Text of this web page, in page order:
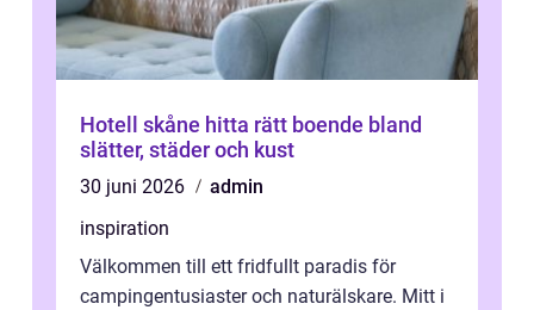
Hotell skåne hitta rätt boende bland
slätter, städer och kust
30 juni 2026
admin
inspiration
Välkommen till ett fridfullt paradis för
campingentusiaster och naturälskare. Mitt i